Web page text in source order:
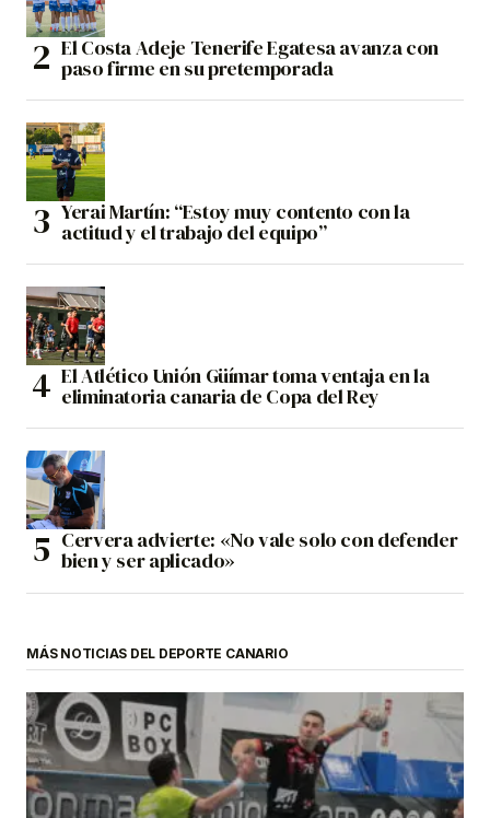
El Costa Adeje Tenerife Egatesa avanza con
paso firme en su pretemporada
Yerai Martín: “Estoy muy contento con la
actitud y el trabajo del equipo”
El Atlético Unión Güímar toma ventaja en la
eliminatoria canaria de Copa del Rey
Cervera advierte: «No vale solo con defender
bien y ser aplicado»
MÁS NOTICIAS DEL DEPORTE CANARIO